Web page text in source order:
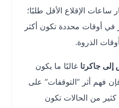
الإقلاع الأقل طلبًا؛
محددة تكون أكثر
غالبًا ما يكون
أثر “التوقفات” على
الحالات تكون